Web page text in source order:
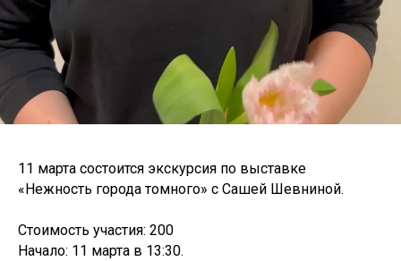
11 марта состоится экскурсия по выставке
«Нежность города томного» с Сашей Шевниной.
Стоимость участия: 200
Начало: 11 марта в 13:30.